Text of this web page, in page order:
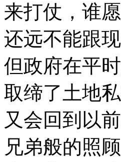
来打仗，谁
还远不能跟
但政府在平
取缔了土地
又会回到以
兄弟般的照